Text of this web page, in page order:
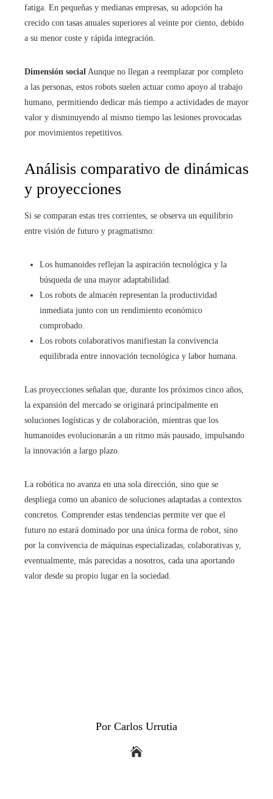
fatiga. En pequeñas y medianas empresas, su adopción ha
crecido con tasas anuales superiores al veinte por ciento, debido
a su menor coste y rápida integración.
Dimensión social Aunque no llegan a reemplazar por completo
a las personas, estos robots suelen actuar como apoyo al trabajo
humano, permitiendo dedicar más tiempo a actividades de mayor
valor y disminuyendo al mismo tiempo las lesiones provocadas
por movimientos repetitivos.
Análisis comparativo de dinámicas
y proyecciones
Si se comparan estas tres corrientes, se observa un equilibrio
entre visión de futuro y pragmatismo:
Los humanoides reflejan la aspiración tecnológica y la
búsqueda de una mayor adaptabilidad.
Los robots de almacén representan la productividad
inmediata junto con un rendimiento económico
comprobado.
Los robots colaborativos manifiestan la convivencia
equilibrada entre innovación tecnológica y labor humana.
Las proyecciones señalan que, durante los próximos cinco años,
la expansión del mercado se originará principalmente en
soluciones logísticas y de colaboración, mientras que los
humanoides evolucionarán a un ritmo más pausado, impulsando
la innovación a largo plazo.
La robótica no avanza en una sola dirección, sino que se
despliega como un abanico de soluciones adaptadas a contextos
concretos. Comprender estas tendencias permite ver que el
futuro no estará dominado por una única forma de robot, sino
por la convivencia de máquinas especializadas, colaborativas y,
eventualmente, más parecidas a nosotros, cada una aportando
valor desde su propio lugar en la sociedad.
Por Carlos Urrutia